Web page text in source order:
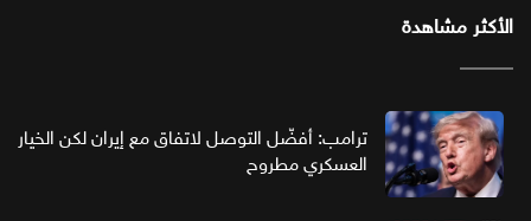
الأكثر مشاهدة
ترامب: أفضّل التوصل لاتفاق مع إيران لكن الخيار
العسكري مطروح